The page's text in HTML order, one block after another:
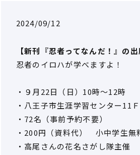
2024/09/12
【新刊『忍者ってなんだ！』の
忍者のイロハが学べますよ！
・９月22日（日）10時～12時
・八王子市生涯学習センター11
・72名（事前予約不要）
・200円（資料代） 小中学生無
・高尾さんの花名さがし隊主催